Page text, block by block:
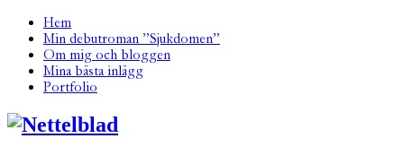
Hem
Min debutroman ”Sjukdomen”
Om mig och bloggen
Mina bästa inlägg
Portfolio